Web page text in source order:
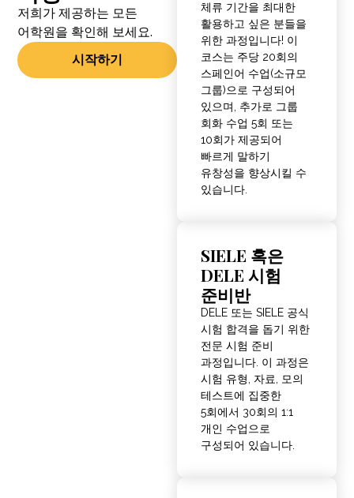
저희가 제공하는 모든
어학원을 확인해 보세요.
시작하기
체류 기간을 최대한
활용하고 싶은 분들을
위한 과정입니다! 이
코스는 주당 20회의
스페인어 수업(소규모
그룹)으로 구성되어
있으며, 추가로 그룹
회화 수업 5회 또는
10회가 제공되어
빠르게 말하기
유창성을 향상시킬 수
있습니다.
SIELE 혹은
DELE 시험
준비반
DELE 또는 SIELE 공식
시험 합격을 돕기 위한
전문 시험 준비
과정입니다. 이 과정은
시험 유형, 자료, 모의
테스트에 집중한
5회에서 30회의 1:1
개인 수업으로
구성되어 있습니다.